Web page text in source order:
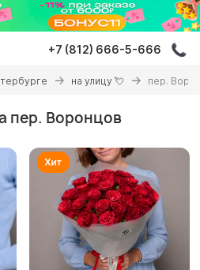
+7 (812) 666-5-666
на улицу 💘 пер.
пер. Воронцов